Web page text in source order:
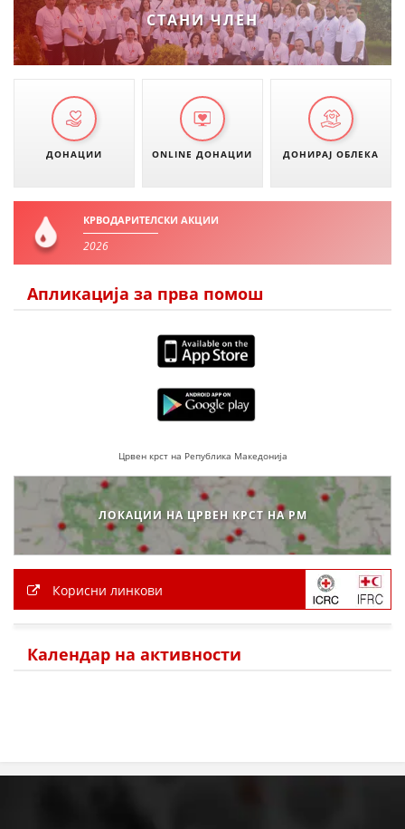
СТАНИ ЧЛЕН
ДОНАЦИИ ONLINE ДОНАЦИИ ДОНИРАЈ ОБЛЕКА
КРВОДАРИТЕЛСКИ АКЦИИ
2026
Апликација за прва помош
Црвен крст на Република Македонија
ЛОКАЦИИ НА ЦРВЕН КРСТ НА РМ
Корисни линкови
Календар на активности